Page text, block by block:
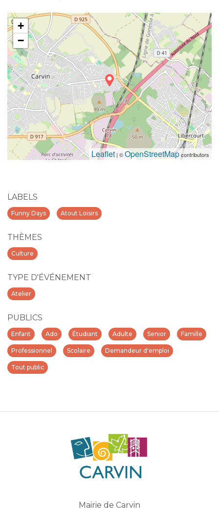
+
−
Leaflet | ©OpenStreetMapcontributors
LABELS
Funny Days Atout Loisirs
THÈMES
Culture
TYPE D'ÉVÉNEMENT
Atelier
PUBLICS
Enfant Ado Étudiant Adulte Senior Famille
Professionnel Scolaire Demandeur d'emploi
Tout public
Mairie de Carvin